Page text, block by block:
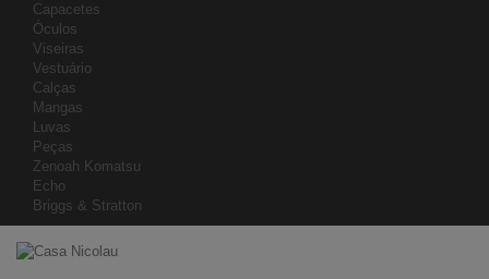
Capacetes
Óculos
Viseiras
Vestuário
Calças
Mangas
Luvas
Peças
Zenoah Komatsu
Echo
Briggs & Stratton